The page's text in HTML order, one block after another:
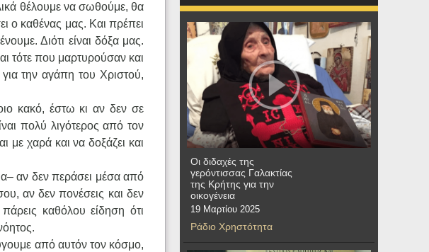
θέλουμε να σωθούμε, θα
ο καθένας μας. Και πρέπει
Διότι είναι δόξα μας.
τότε που μαρτυρούσαν και
την αγάπη του Χριστού,
κακό, έστω κι αν δεν σε
πολύ λιγότερος από τον
με χαρά και να δοξάζει και
αν δεν περάσει μέσα από
αν δεν πονέσεις και δεν
καθόλου είδηση ότι
από αυτόν τον κόσμο,
Οι διδαχές της
γερόντισσας Γαλακτίας
της Κρήτης για την
οικογένεια
19 Μαρτίου 2025
Ράδιο Χρηστότητα